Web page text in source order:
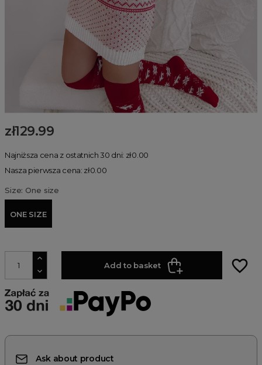
zł129.99
Najniższa cena z ostatnich 30 dni: zł0.00
Nasza pierwsza cena: zł0.00
Size: One size
ONE SIZE
Add to basket favorite_border
Ask about product